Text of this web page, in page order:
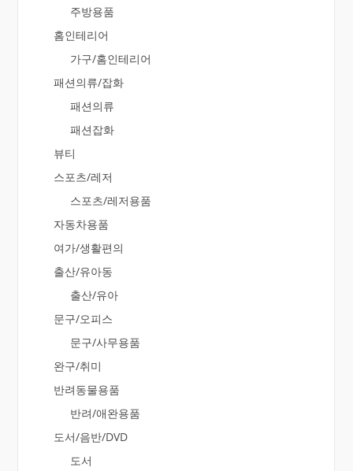
주방용품
홈인테리어
가구/홈인테리어
패션의류/잡화
패션의류
패션잡화
뷰티
스포츠/레저
스포츠/레저용품
자동차용품
여가/생활편의
출산/유아동
출산/유아
문구/오피스
문구/사무용품
완구/취미
반려동물용품
반려/애완용품
도서/음반/DVD
도서